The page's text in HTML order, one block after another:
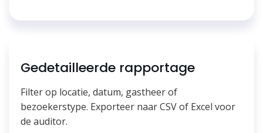
Gedetailleerde rapportage
Filter op locatie, datum, gastheer of
bezoekerstype. Exporteer naar CSV of Excel voor
de auditor.